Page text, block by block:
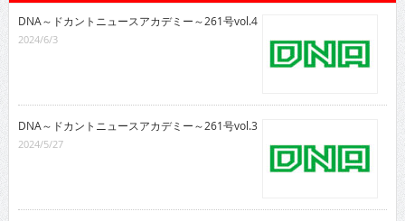
DNA～ドカントニュースアカデミー～261号vol.4
2024/6/3
DNA～ドカントニュースアカデミー～261号vol.3
2024/5/27